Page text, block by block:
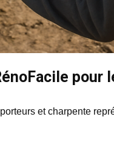
pour
et charpente